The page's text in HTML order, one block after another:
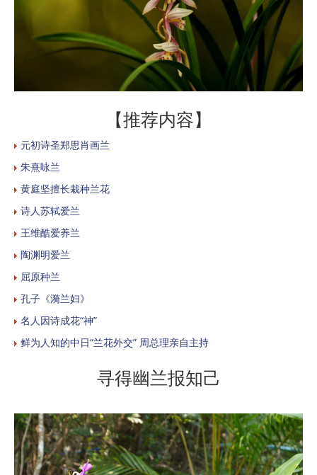
【推荐内容】
元初诗圣郑思肖画兰
朱熹咏兰
黄庭坚擅长栽种兰花
诗人苏轼爱兰
王维酷爱养兰
陶渊明爱兰
屈原种兰
孔子《漪兰妇》
名人因诗成花“神”
鲜为人知的中日“兰花外交” 周总理亲自主持
寻得幽兰报知己